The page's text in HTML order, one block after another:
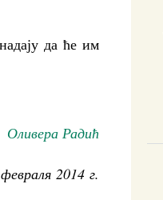
да ће им
Оливера Радић
2014 г.